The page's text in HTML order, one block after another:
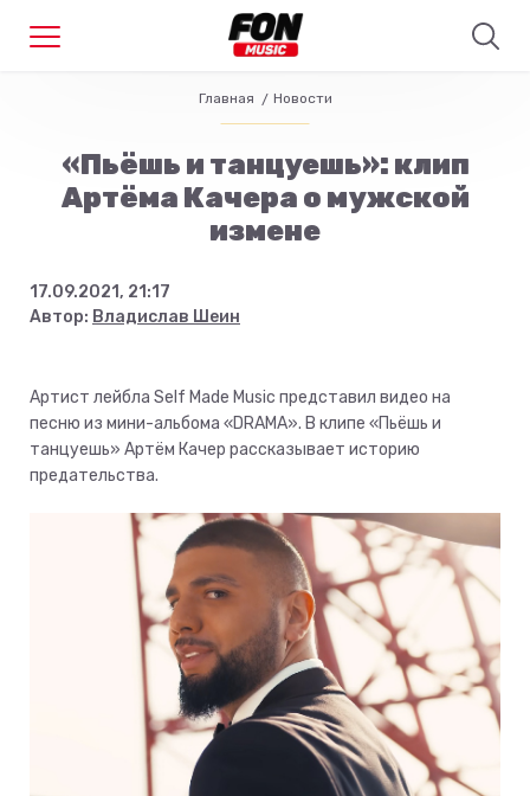
Главная Новости
«Пьёшь и танцуешь»: клип
Артёма Качера о мужской
измене
17.09.2021, 21:17
Автор: Владислав Шеин
Артист лейбла Self Made Music представил видео на
песню из мини-альбома «DRAMA». В клипе «Пьёшь и
танцуешь» Артём Качер рассказывает историю
предательства.